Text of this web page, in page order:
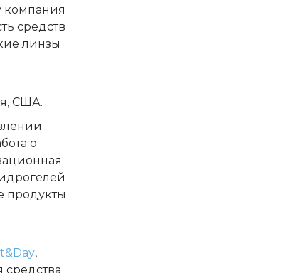
компания
средств
линзы
США.
о
продукты
,
средства